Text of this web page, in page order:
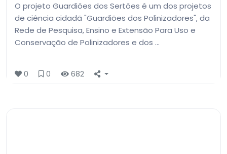
O projeto Guardiões dos Sertões é um dos projetos
de ciência cidadã "Guardiões dos Polinizadores", da
Rede de Pesquisa, Ensino e Extensão Para Uso e
Conservação de Polinizadores e dos …
0 0 682